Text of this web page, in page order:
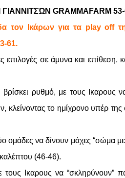
GRAMMAFARM
τον Ικάρων για τα play off
61.
επιλογές σε άμυνα και επίθεση,
ρυθμό, με τους Ικαρους
το ημίχρονο υπέρ
ομάδες να δίνουν μάχες “σώμα
(46-46).
τους Ικαρους να “σκληρύνουν”